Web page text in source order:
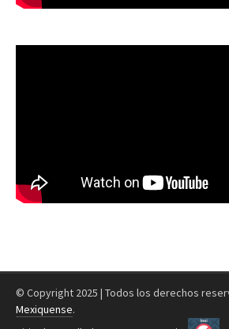
© Copyright 2025 | Todos los derechos
Mexiquense.